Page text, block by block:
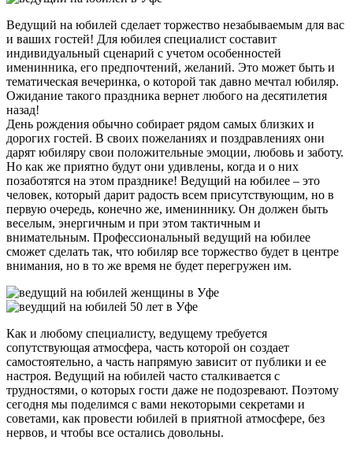
Ведущий на юбилей сделает торжество незабываемым для вас
и ваших гостей! Для юбилея специалист составит
индивидуальный сценарий с учетом особенностей
именинника, его предпочтений, желаний. Это может быть и
тематическая вечеринка, о которой так давно мечтал юбиляр.
Ожидание такого праздника вернет любого на десятилетия
назад!
День рождения обычно собирает рядом самых близких и
дорогих гостей. В своих пожеланиях и поздравлениях они
дарят юбиляру свои положительные эмоции, любовь и заботу.
Но как же приятно будут они удивлены, когда и о них
позаботятся на этом празднике! Ведущий на юбилее – это
человек, который дарит радость всем присутствующим, но в
первую очередь, конечно же, имениннику. Он должен быть
веселым, энергичным и при этом тактичным и
внимательным. Профессиональный ведущий на юбилее
сможет сделать так, что юбиляр все торжество будет в центре
внимания, но в то же время не будет перегружен им.
Как и любому специалисту, ведущему требуется
сопутствующая атмосфера, часть которой он создает
самостоятельно, а часть напрямую зависит от публики и ее
настроя. Ведущий на юбилей часто сталкивается с
трудностями, о которых гости даже не подозревают. Поэтому
сегодня мы поделимся с вами некоторыми секретами и
советами, как провести юбилей в приятной атмосфере, без
нервов, и чтобы все остались довольны.